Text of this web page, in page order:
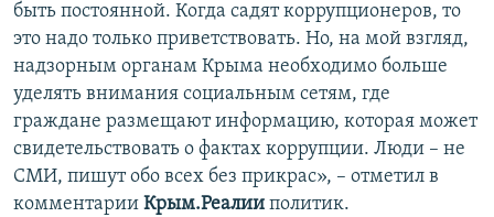
быть постоянной. Когда садят коррупционеров, то
это надо только приветствовать. Но, на мой взгляд,
надзорным органам Крыма необходимо больше
уделять внимания социальным сетям, где
граждане размещают информацию, которая может
свидетельствовать о фактах коррупции. Люди – не
СМИ, пишут обо всех без прикрас», – отметил в
комментарии Крым.Реалии политик.